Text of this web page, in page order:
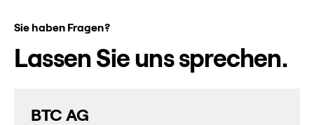
Sie haben Fragen?
Lassen Sie uns sprechen.
BTC AG